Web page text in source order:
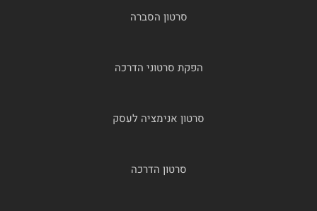
סרטון הסברה
הפקת סרטוני הדרכה
סרטון אנימציה לעסק
סרטון הדרכה